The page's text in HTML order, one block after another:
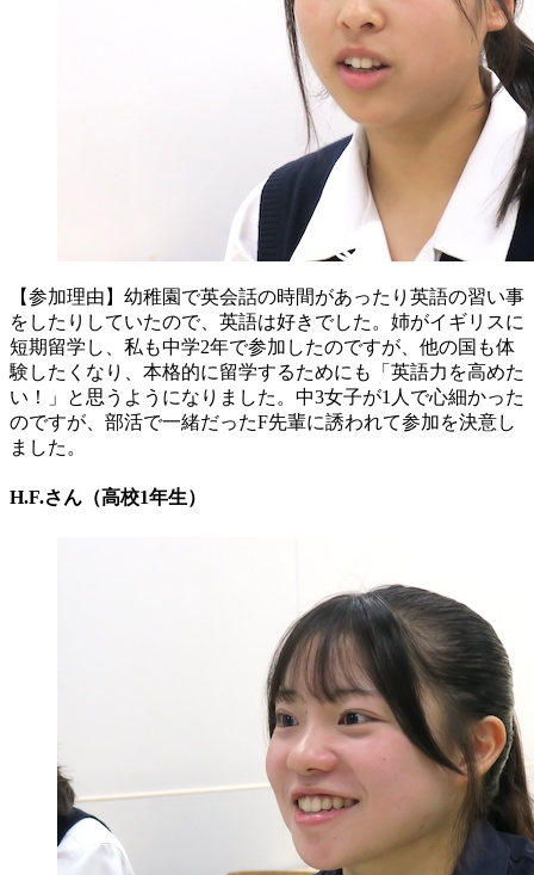
【参加理由】幼稚園で英会話の時間があったり英語の習い事
をしたりしていたので、英語は好きでした。姉がイギリスに
短期留学し、私も中学2年で参加したのですが、他の国も体
験したくなり、本格的に留学するためにも「英語力を高めた
い！」と思うようになりました。中3女子が1人で心細かった
のですが、部活で一緒だったF先輩に誘われて参加を決意し
ました。
H.F.さん（高校1年生）